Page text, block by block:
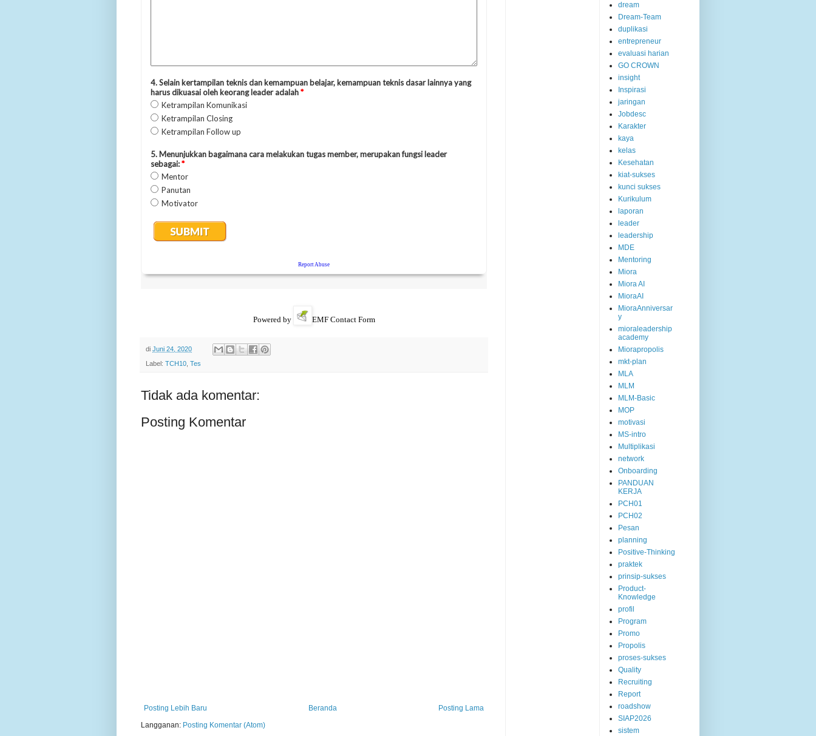
Powered by EMF Contact Form
di Juni 24, 2020
Label: TCH10 Tes
Tidak ada komentar:
Posting Komentar
Posting Lebih Baru Posting Lama
Beranda
Langganan: Posting Komentar (Atom)
dream
Dream-Team
duplikasi
entrepreneur
evaluasi harian
GO CROWN
insight
Inspirasi
jaringan
Jobdesc
Karakter
kaya
kelas
Kesehatan
kiat-sukses
kunci sukses
Kurikulum
laporan
leader
leadership
MDE
Mentoring
Miora
Miora AI
MioraAI
MioraAnniversar
y
mioraleadership
academy
Miorapropolis
mkt-plan
MLA
MLM
MLM-Basic
MOP
motivasi
MS-intro
Multiplikasi
network
Onboarding
PANDUAN
KERJA
PCH01
PCH02
Pesan
planning
Positive-Thinking
praktek
prinsip-sukses
Product-
Knowledge
profil
Program
Promo
Propolis
proses-sukses
Quality
Recruiting
Report
roadshow
SIAP2026
sistem